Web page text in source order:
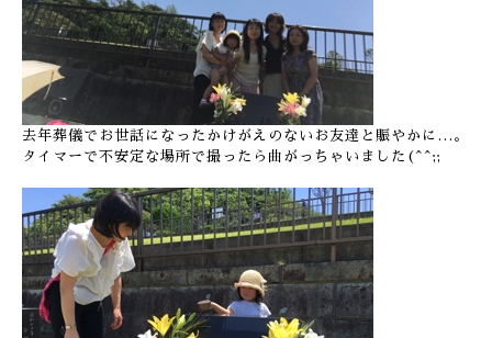
去年葬儀でお世話になったかけがえのないお友達と賑やかに…。
タイマーで不安定な場所で撮ったら曲がっちゃいました(^^;;